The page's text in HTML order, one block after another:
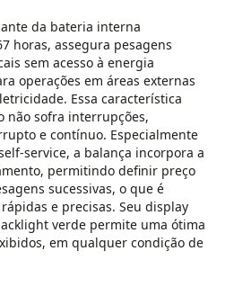
da bateria interna
horas, assegura pesagens
sem acesso à energia
operações em áreas externas
Essa característica
não sofra interrupções,
e contínuo. Especialmente
service, a balança incorpora a
permitindo definir preço
sucessivas, o que é
e precisas. Seu display
verde permite uma ótima
em qualquer condição de